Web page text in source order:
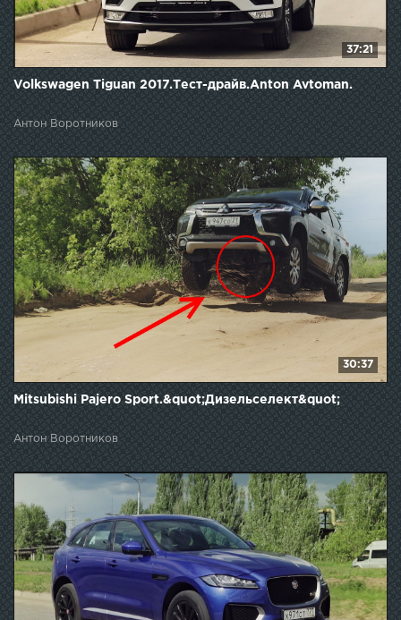
37:21
Volkswagen Tiguan 2017.Тест-драйв.Anton Avtoman.
Антон Воротников
30:37
Mitsubishi Pajero Sport.&quot;Дизельселект&quot;
Антон Воротников